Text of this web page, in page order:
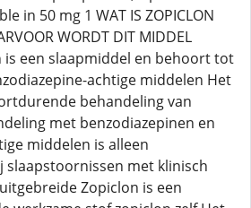
in 50 mg 1 WAT IS ZOPICLON
WORDT DIT MIDDEL
is een slaapmiddel en behoort tot
achtige middelen Het
behandeling van
met benzodiazepinen en
middelen is alleen
slaapstoornissen met klinisch
Zopiclon is een